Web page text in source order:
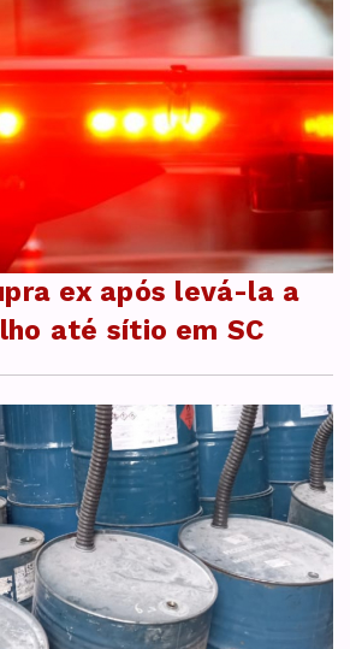
ex após levá-la a
até sítio em SC